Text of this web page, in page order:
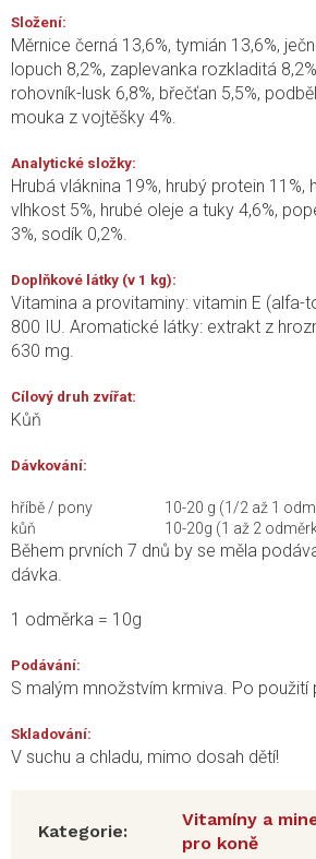
Složení:
Měrnice černá 13,6%, tymián 13,6%,
lopuch 8,2%, zaplevanka rozkladitá
rohovník-lusk 6,8%, břečťan 5,5%,
mouka z vojtěšky 4%.
Analytické složky:
Hrubá vláknina 19%, hrubý protein 11%,
vlhkost 5%, hrubé oleje a tuky 4,6%,
3%, sodík 0,2%.
Doplňkové látky (v 1 kg):
Vitamina a provitaminy: vitamin E (alfa-
800 IU. Aromatické látky: extrakt z
630 mg.
Cílový druh zvířat:
Kůň
Dávkování:
hříbě / pony
10-20 g (1/2 až 1
kůň
10-20g (1 až 2
Během prvních 7 dnů by se měla
dávka.
1 odměrka = 10g
Podávání:
S malým množstvím krmiva. Po použití
Skladování:
V suchu a chladu, mimo dosah dětí!
Kategorie:
Vitamíny a
pro koně